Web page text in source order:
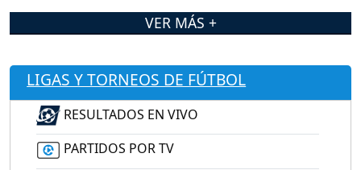
VER MÁS +
LIGAS Y TORNEOS DE FÚTBOL
RESULTADOS EN VIVO
PARTIDOS POR TV